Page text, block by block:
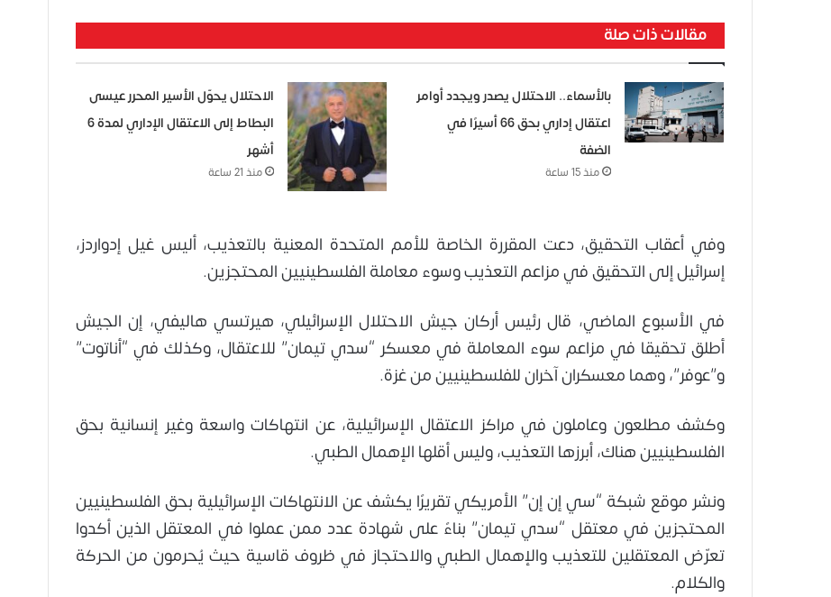
مقالات ذات صلة
بالأسماء.. الاحتلال يصدر ويجدد أوامر
اعتقال إداري بحق 66 أسيرًا في
الضفة
منذ 15 ساعة
الاحتلال يحوّل الأسير المحرر عيسى
البطاط إلى الاعتقال الإداري لمدة 6
أشهر
منذ 21 ساعة
وفي أعقاب التحقيق، دعت المقررة الخاصة للأمم المتحدة المعنية بالتعذيب، أليس غيل إدواردز،
إسرائيل إلى التحقيق في مزاعم التعذيب وسوء معاملة الفلسطينيين المحتجزين.
في الأسبوع الماضي، قال رئيس أركان جيش الاحتلال الإسرائيلي، هيرتسي هاليفي، إن الجيش
أطلق تحقيقا في مزاعم سوء المعاملة في معسكر “سدي تيمان” للاعتقال، وكذلك في “أناتوت”
و”عوفر”، وهما معسكران آخران للفلسطينيين من غزة.
وكشف مطلعون وعاملون في مراكز الاعتقال الإسرائيلية، عن انتهاكات واسعة وغير إنسانية بحق
الفلسطينيين هناك، أبرزها التعذيب، وليس أقلها الإهمال الطبي.
ونشر موقع شبكة “سي إن إن” الأمريكي تقريرًا يكشف عن الانتهاكات الإسرائيلية بحق الفلسطينيين
المحتجزين في معتقل “سدي تيمان” بناءً على شهادة عدد ممن عملوا في المعتقل الذين أكدوا
تعرّض المعتقلين للتعذيب والإهمال الطبي والاحتجاز في ظروف قاسية حيث يُحرمون من الحركة
والكلام.